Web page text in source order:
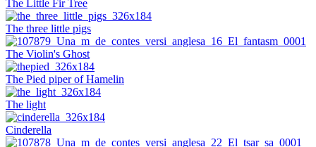
The Little Fir Tree
The three little pigs
The Violin's Ghost
The Pied piper of Hamelin
The light
Cinderella